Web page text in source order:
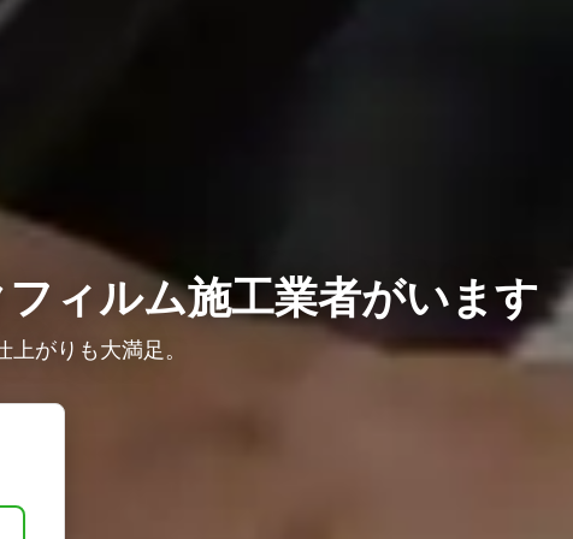
ィルム施工業者がいます
がりも大満足。